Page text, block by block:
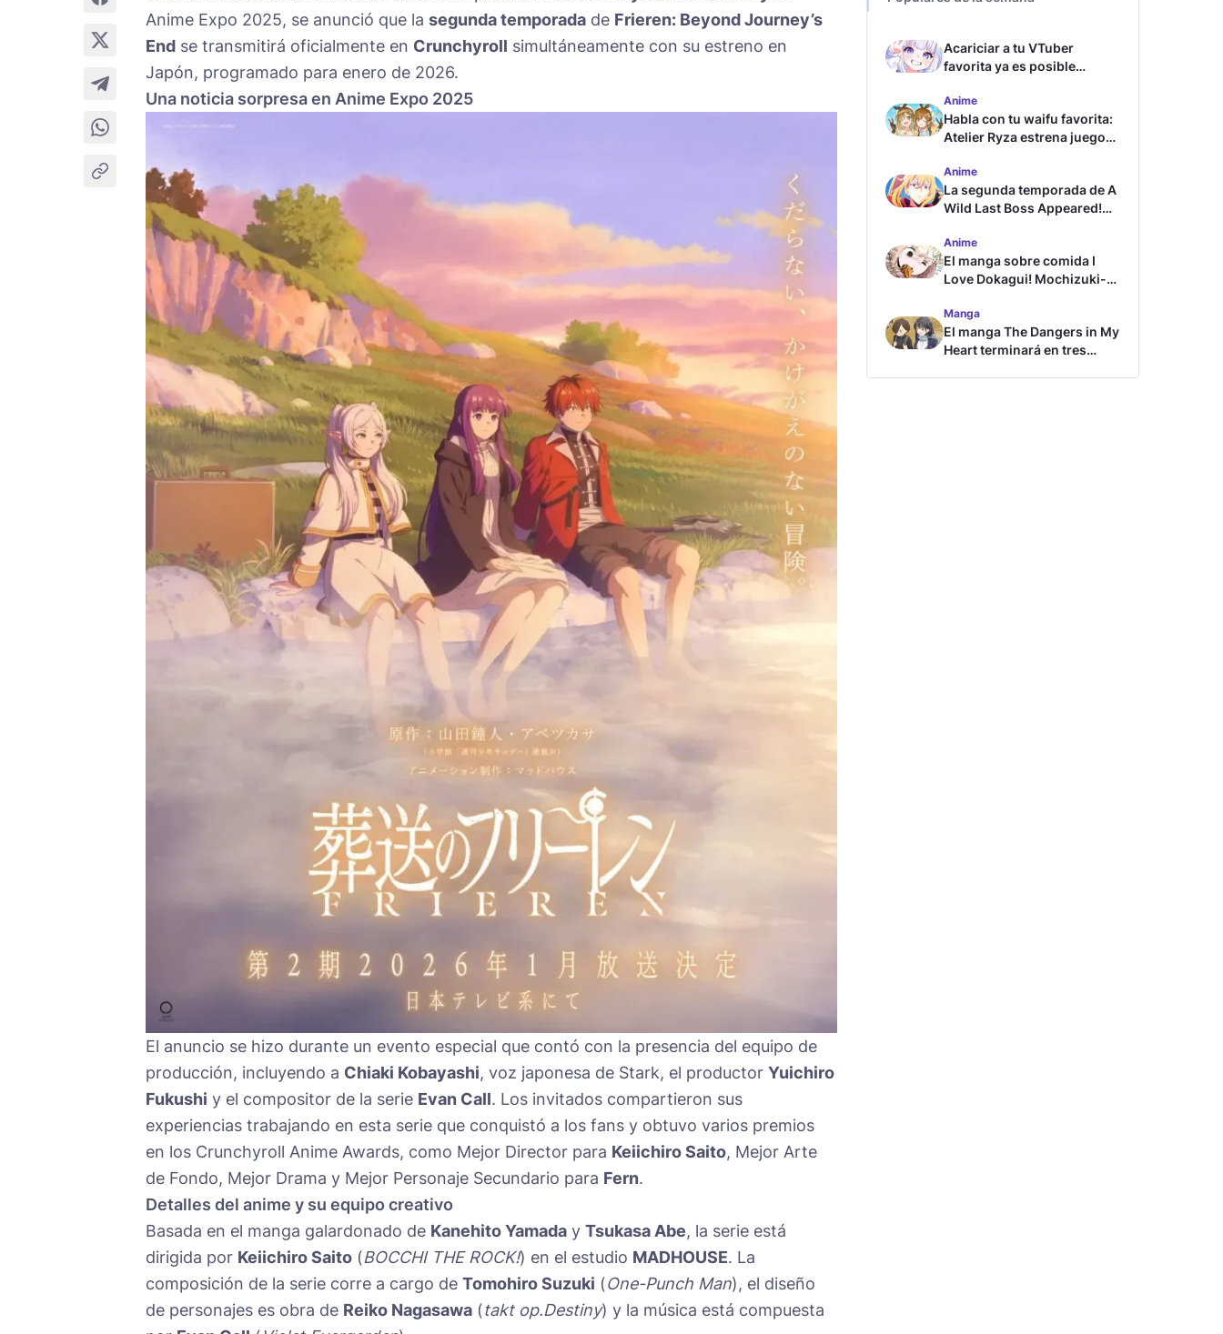
Anime Expo 2025, se anunció que la segunda temporada de Frieren: Beyond Journey’s
End se transmitirá oficialmente en Crunchyroll simultáneamente con su estreno en
Japón, programado para enero de 2026.
Una noticia sorpresa en Anime Expo 2025
El anuncio se hizo durante un evento especial que contó con la presencia del equipo de
producción, incluyendo a Chiaki Kobayashi, voz japonesa de Stark, el productor Yuichiro
Fukushi y el compositor de la serie Evan Call. Los invitados compartieron sus
experiencias trabajando en esta serie que conquistó a los fans y obtuvo varios premios
en los Crunchyroll Anime Awards, como Mejor Director para Keiichiro Saito, Mejor Arte
de Fondo, Mejor Drama y Mejor Personaje Secundario para Fern.
Detalles del anime y su equipo creativo
Basada en el manga galardonado de Kanehito Yamada y Tsukasa Abe, la serie está
dirigida por Keiichiro Saito (BOCCHI THE ROCK!) en el estudio MADHOUSE. La
composición de la serie corre a cargo de Tomohiro Suzuki (One-Punch Man), el diseño
de personajes es obra de Reiko Nagasawa (takt op.Destiny) y la música está compuesta
Acariciar a tu VTuber
favorita ya es posible
Anime
Habla con tu waifu favorita:
Atelier Ryza estrena juego
Anime
La segunda temporada de A
Wild Last Boss Appeared!
estreno
Anime
El manga sobre comida I
Love Dokagui! Mochizuki-
anime
Manga
El manga The Dangers in My
Heart terminará en tres